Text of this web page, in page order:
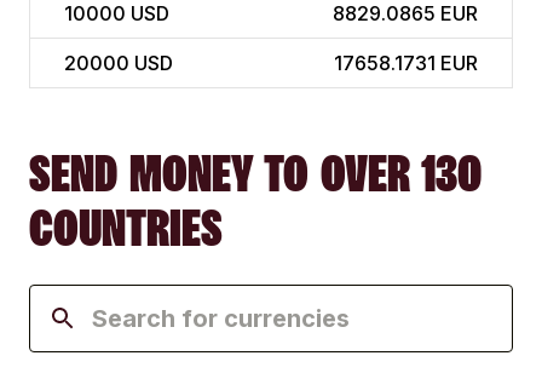
10000 USD 8829.0865 EUR
20000 USD 17658.1731 EUR
SEND MONEY TO OVER 130
COUNTRIES